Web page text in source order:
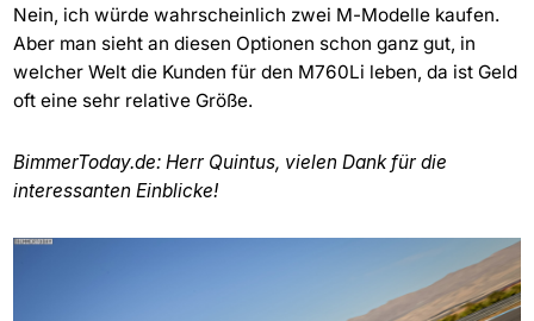
Nein, ich würde wahrscheinlich zwei M-Modelle kaufen.
Aber man sieht an diesen Optionen schon ganz gut, in
welcher Welt die Kunden für den M760Li leben, da ist Geld
oft eine sehr relative Größe.
BimmerToday.de: Herr Quintus, vielen Dank für die
interessanten Einblicke!